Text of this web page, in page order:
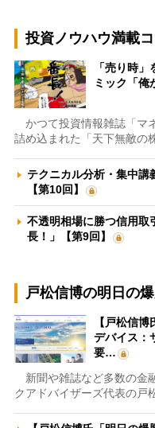
投資ノウハウ満載
「売り時
ミック「俺
かつて投資情報雑誌「マ
詰め込まれた「天下無敵の
テクニカル分析・集中
【第10回】
不透明相場に勝つ信用
長！」【第9回】
戸松信博の明日の
【戸松信
デバイス：
要…
新聞や雑誌など多数の金
クアドバイザーズ代表の戸